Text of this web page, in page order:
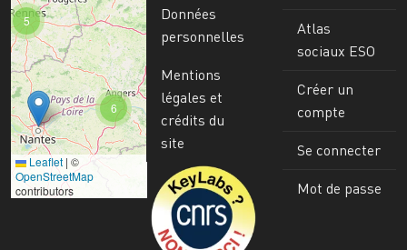
6
5
Leaflet | ©
OpenStreetMap
contributors
Données
personnelles
Mentions
légales et
crédits du
site
Image
Atlas
sociaux ESO
Créer un
compte
Se connecter
Mot de passe